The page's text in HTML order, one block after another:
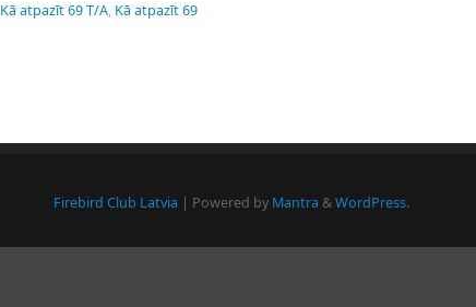
Kā atpazīt 69 T/A, Kā atpazīt 69
Firebird Club Latvia | Powered by Mantra &WordPress.